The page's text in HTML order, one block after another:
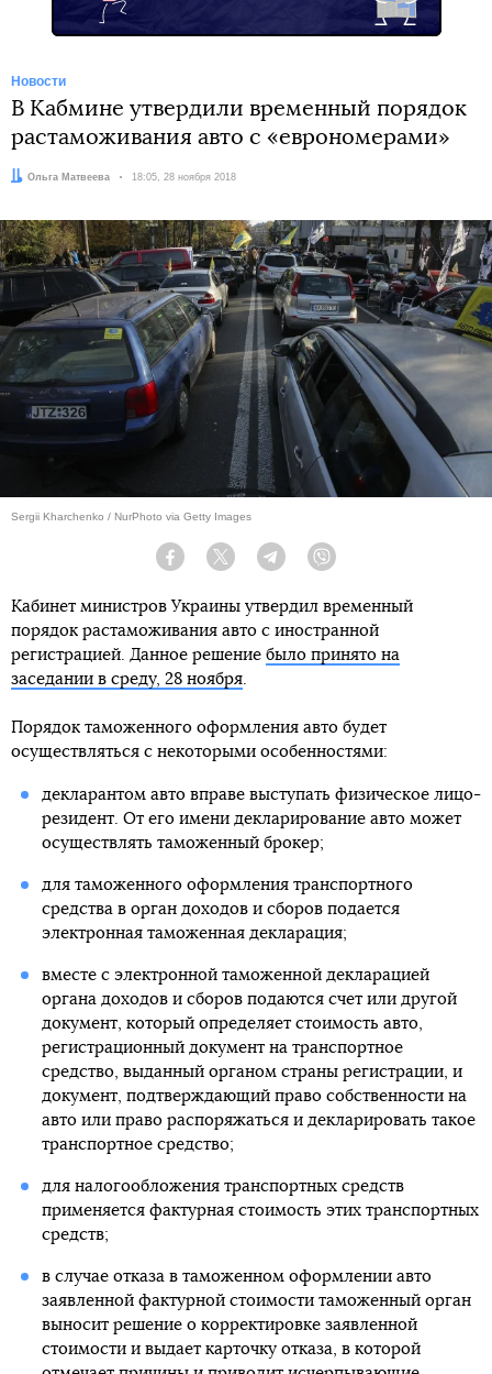
Новости
В Кабмине утвердили временный порядок
растаможивания авто с «еврономерами»
Автор:
Ольга Матвеева Дата:
18:05, 28 ноября 2018
Sergii Kharchenko / NurPhoto via Getty Images
Facebook Twitter Telegram
Кабинет министров Украины утвердил временный
порядок растаможивания авто с иностранной
регистрацией. Данное решение было принято на
заседании в среду, 28 ноября.
Порядок таможенного оформления авто будет
осуществляться с некоторыми особенностями:
декларантом авто вправе выступать физическое лицо-
резидент. От его имени декларирование авто может
осуществлять таможенный брокер;
для таможенного оформления транспортного
средства в орган доходов и сборов подается
электронная таможенная декларация;
вместе с электронной таможенной декларацией
органа доходов и сборов подаются счет или другой
документ, который определяет стоимость авто,
регистрационный документ на транспортное
средство, выданный органом страны регистрации, и
документ, подтверждающий право собственности на
авто или право распоряжаться и декларировать такое
транспортное средство;
для налогообложения транспортных средств
применяется фактурная стоимость этих транспортных
средств;
в случае отказа в таможенном оформлении авто
заявленной фактурной стоимости таможенный орган
выносит решение о корректировке заявленной
стоимости и выдает карточку отказа, в которой